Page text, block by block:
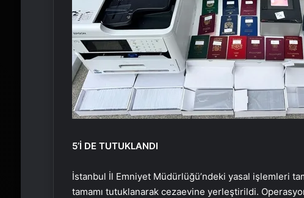
5’İ DE TUTUKLANDI
İstanbul İl Emniyet Müdürlüğü’ndeki yasal işlemleri
tamamı tutuklanarak cezaevine yerleştirildi.